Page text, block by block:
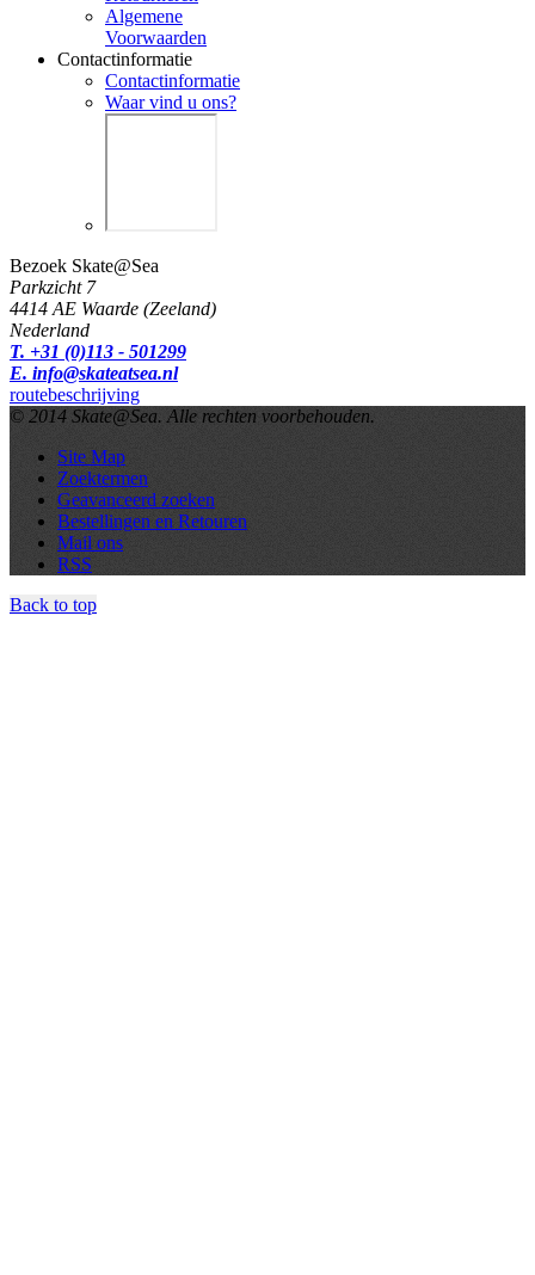
Algemene
Voorwaarden
Contactinformatie
Contactinformatie
Waar vind u ons?
Bezoek Skate@Sea
Parkzicht 7
4414 AE Waarde (Zeeland)
Nederland
T. +31 (0)113 - 501299
E. info@skateatsea.nl
routebeschrijving
© 2014 Skate@Sea. Alle rechten voorbehouden.
Site Map
Zoektermen
Geavanceerd zoeken
Bestellingen en Retouren
Mail ons
RSS
Back to top